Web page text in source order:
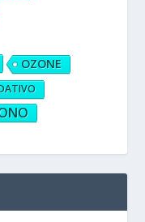
OZONE